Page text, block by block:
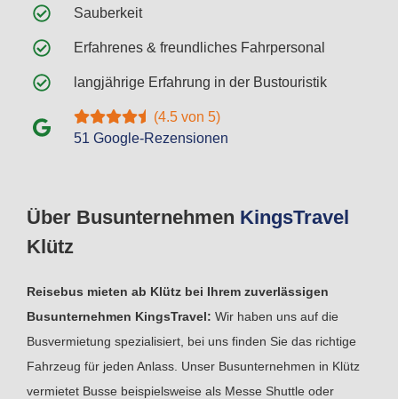
Über Busunternehmen KingsTravel
Klütz
Reisebus mieten ab Klütz bei Ihrem zuverlässigen
Busunternehmen KingsTravel: Wir haben uns auf die
Busvermietung spezialisiert, bei uns finden Sie das richtige
Fahrzeug für jeden Anlass. Unser Busunternehmen in Klütz
vermietet Busse beispielsweise als Messe Shuttle oder
Sauberkeit
Erfahrenes & freundliches Fahrpersonal
langjährige Erfahrung in der Bustouristik
(4.5 von 5)
51 Google-Rezensionen